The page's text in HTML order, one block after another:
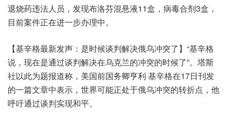
退烧药违法人员，发现布洛芬混悬液11盒，病毒合剂3盒，
目前案件正在进一步办理中。
【基辛格最新发声：是时候谈判解决俄乌冲突了】“基辛格
说，现在是通过谈判解决在乌克兰的冲突的时候了”。塔斯
社以此为题报道称，美国前国务卿亨利·基辛格在17日刊发
的一篇文章中表示，世界可能正处于俄乌冲突的转折点，他
呼吁通过谈判实现和平。